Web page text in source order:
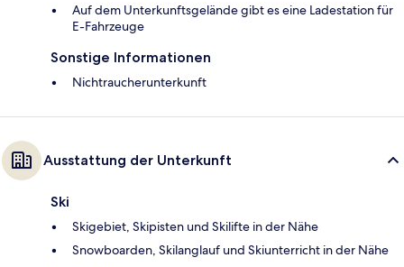
Auf dem Unterkunftsgelände gibt es eine Ladestation für
E-Fahrzeuge
Sonstige Informationen
Nichtraucherunterkunft
Ausstattung der Unterkunft
Ski
Skigebiet, Skipisten und Skilifte in der Nähe
Snowboarden, Skilanglauf und Skiunterricht in der Nähe